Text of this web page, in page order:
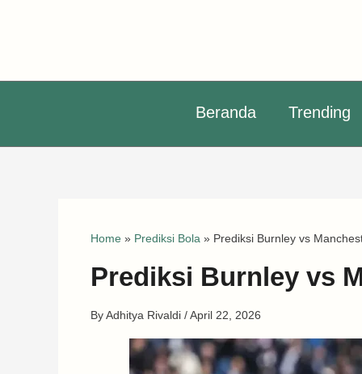
Beranda Trending
Home » Prediksi Bola » Prediksi Burnley vs
Prediksi Burnley vs
ByAdhitya Rivaldi /April 22, 2026